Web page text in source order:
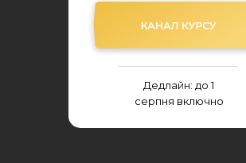
Дедлайн: до 1
серпня включно